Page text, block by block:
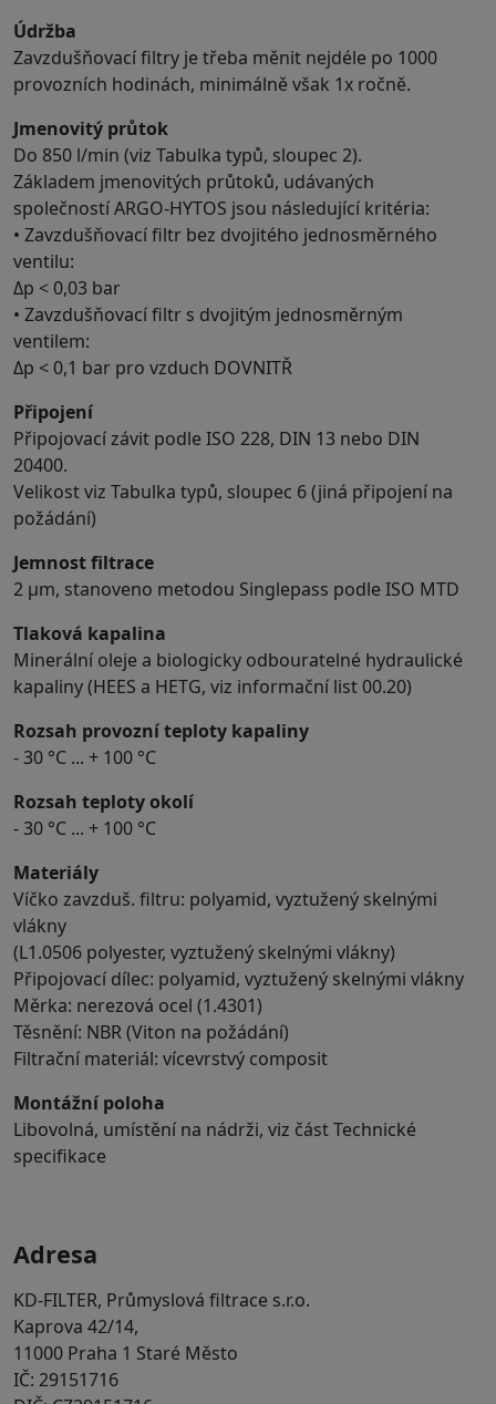
Údržba
Zavzdušňovací filtry je třeba měnit nejdéle po 1000
provozních hodinách, minimálně však 1x ročně.
Jmenovitý průtok
Do 850 l/min (viz Tabulka typů, sloupec 2).
Základem jmenovitých průtoků, udávaných
společností ARGO-HYTOS jsou následující kritéria:
• Zavzdušňovací filtr bez dvojitého jednosměrného
ventilu:
Δp < 0,03 bar
• Zavzdušňovací filtr s dvojitým jednosměrným
ventilem:
Δp < 0,1 bar pro vzduch DOVNITŘ
Připojení
Připojovací závit podle ISO 228, DIN 13 nebo DIN
20400.
Velikost viz Tabulka typů, sloupec 6 (jiná připojení na
požádání)
Jemnost filtrace
2 μm, stanoveno metodou Singlepass podle ISO MTD
Tlaková kapalina
Minerální oleje a biologicky odbouratelné hydraulické
kapaliny (HEES a HETG, viz informační list 00.20)
Rozsah provozní teploty kapaliny
- 30 °C ... + 100 °C
Rozsah teploty okolí
- 30 °C ... + 100 °C
Materiály
Víčko zavzduš. filtru: polyamid, vyztužený skelnými
vlákny
(L1.0506 polyester, vyztužený skelnými vlákny)
Připojovací dílec: polyamid, vyztužený skelnými vlákny
Měrka: nerezová ocel (1.4301)
Těsnění: NBR (Viton na požádání)
Filtrační materiál: vícevrstvý composit
Montážní poloha
Libovolná, umístění na nádrži, viz část Technické
specifikace
Adresa
KD-FILTER, Průmyslová filtrace s.r.o.
Kaprova 42/14,
11000 Praha 1 Staré Město
IČ: 29151716